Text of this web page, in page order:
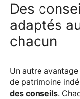
Des
adaptés
chacun
Un autre
de patrimoine
des conseils.